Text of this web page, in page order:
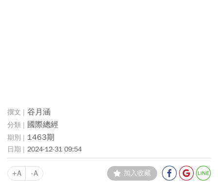
谷月涵
國際總經
1463期
2024-12-31 09:54
+A -A 加入收藏